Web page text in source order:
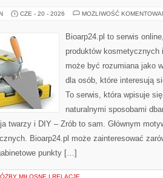
CZE - 20 - 2026 MOŻLIWOŚĆ
Bioarp24.pl to serwis
produktów kosmetycznych
może być rozumiana jako
dla osób, które interesują
To serwis, która wpisuje
naturalnymi sposobami
twarzy i DIY – Zrób to sam. Głównym
Bioarp24.pl może zainteresować
punkty […]
MIŁOSNE I RELACJE